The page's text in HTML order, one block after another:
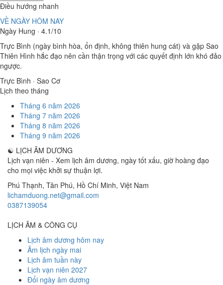
Điều hướng nhanh
VỀ NGÀY HÔM NAY
Ngày Hung · 4.1/10
Trực Bình (ngày bình hòa, ổn định, không thiên hung cát) và gặp Sao
Thiên Hình hắc đạo nên cần thận trọng với các quyết định lớn khó đảo
ngược.
Trực Bình · Sao Cơ
Lịch theo tháng
Tháng 6 năm 2026
Tháng 7 năm 2026
Tháng 8 năm 2026
Tháng 9 năm 2026
☯ LỊCH ÂM DƯƠNG
Lịch vạn niên - Xem lịch âm dương, ngày tốt xấu, giờ hoàng đạo
cho mọi việc khởi sự thuận lợi.
Phú Thạnh, Tân Phú, Hồ Chí Minh, Việt Nam
lichamduong.net@gmail.com
0387139054
LỊCH ÂM & CÔNG CỤ
Lịch âm dương hôm nay
Âm lịch ngày mai
Lịch âm tuần này
Lịch vạn niên 2027
Đổi ngày âm dương